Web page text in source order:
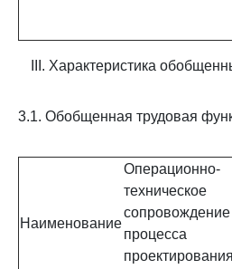
III. Характеристика
3.1. Обобщенная трудовая
Наименование
Операционно-
техническое
сопровождение
процесса
проектирования